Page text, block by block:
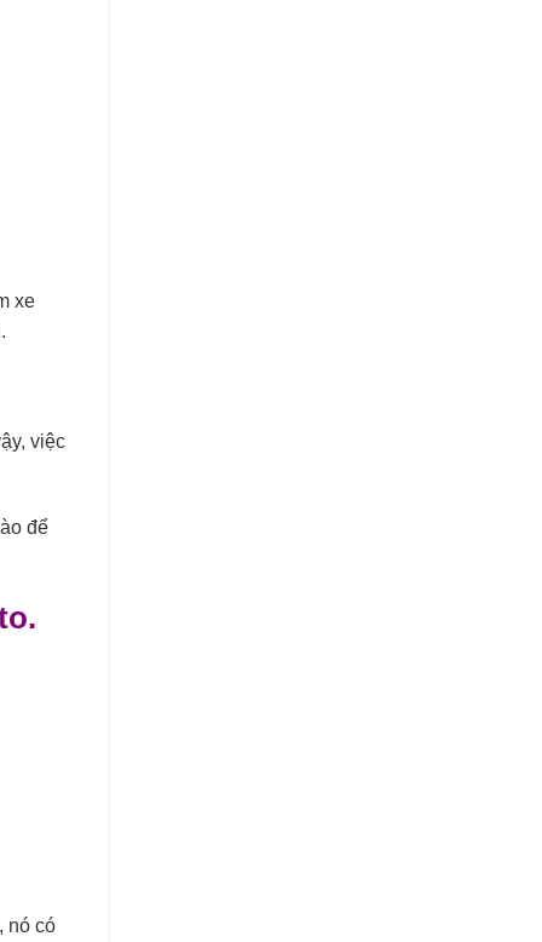
xe
việc
để
nó có